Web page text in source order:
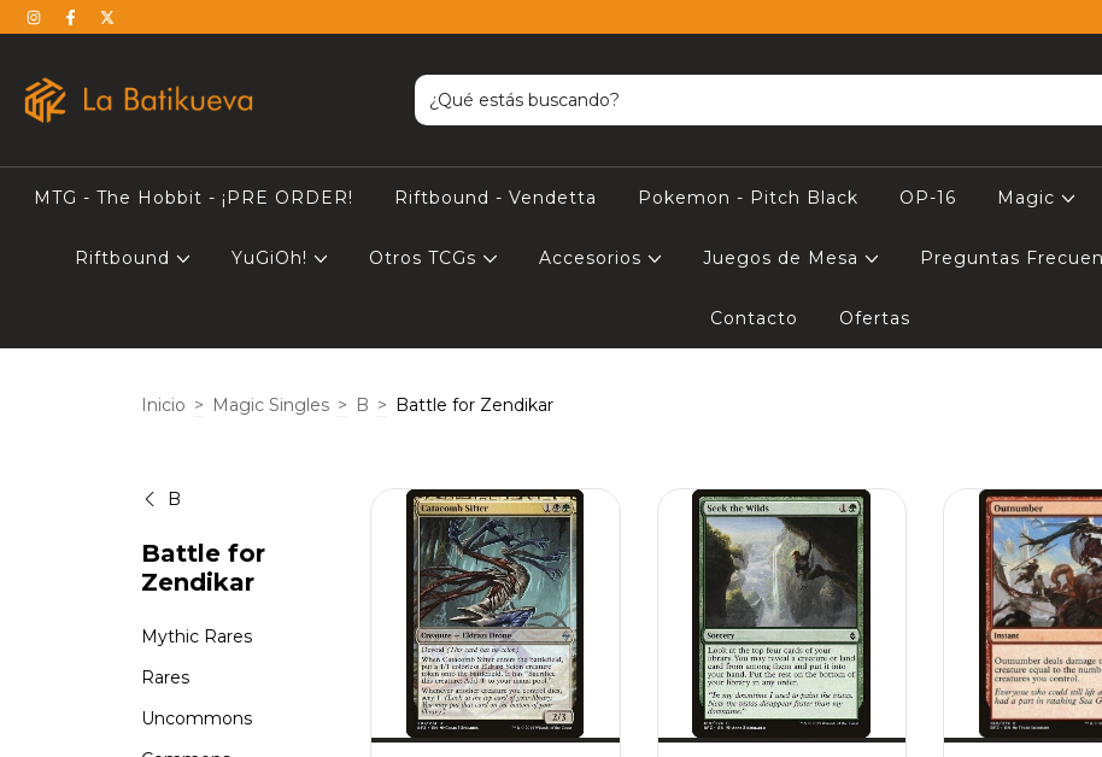
MTG - The Hobbit - ¡PRE ORDER! Riftbound - Vendetta Pokemon - Pitch Black OP-16 Magic
Riftbound YuGiOh! Otros TCGs Accesorios Juegos de Mesa Preguntas
Contacto Ofertas
Inicio > Magic Singles > B > Battle for Zendikar
B
Battle for
Zendikar
Mythic Rares
Rares
Uncommons